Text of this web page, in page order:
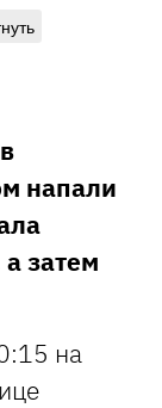
напали
затем
на